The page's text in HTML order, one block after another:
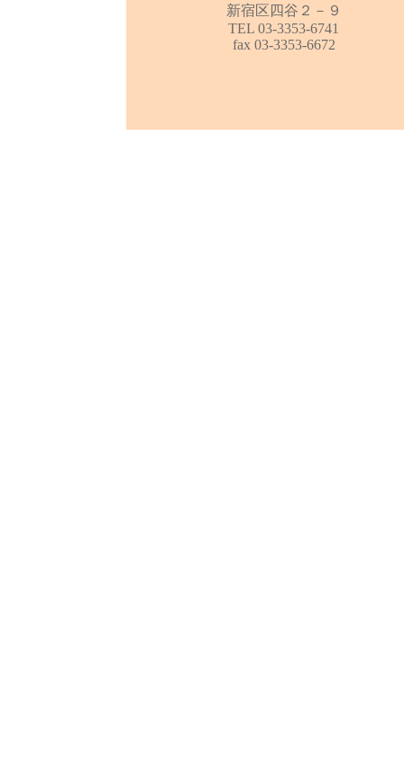
新宿区四谷２－９
TEL 03-3353-6741
fax 03-3353-6672